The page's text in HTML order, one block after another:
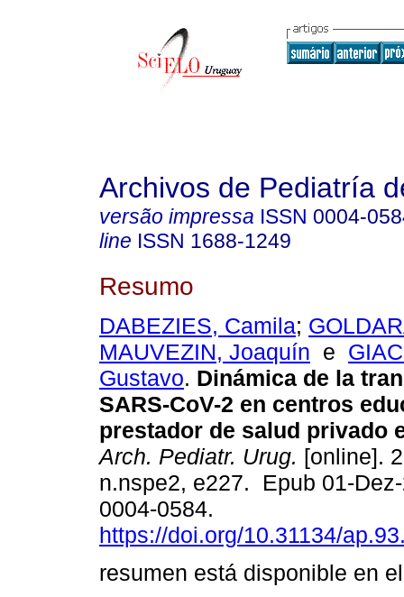
Archivos de Pediatría
versão impressa ISSN 0004-
line ISSN 1688-1249
Resumo
DABEZIES, Camila;
MAUVEZIN, Joaquín e
Gustavo. Dinámica de la
SARS-CoV-2 en centros
prestador de salud privado
Arch. Pediatr. Urug. [online].
n.nspe2, e227. Epub 01-
0004-0584.
https://doi.org/10.31134/
resumen está disponible en